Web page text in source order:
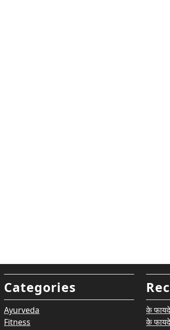
Categories
Ayurveda
Fitness
के
के